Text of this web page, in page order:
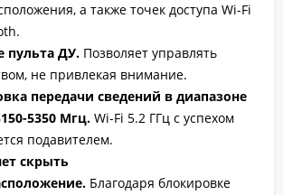
а также точек доступа Wi-Fi
пульта ДУ. Позволяет управлять
не привлекая внимание.
передачи сведений в диапазоне
5350 Мгц. Wi-Fi 5.2 ГГц с успехом
подавителем.
скрыть
Благодаря блокировке